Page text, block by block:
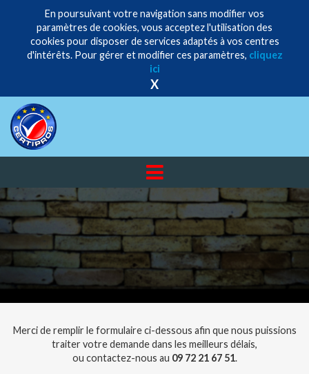
En poursuivant votre navigation sans modifier vos
paramètres de cookies, vous acceptez l'utilisation des
cookies pour disposer de services adaptés à vos centres
d'intérêts. Pour gérer et modifier ces paramètres, cliquez
ici
X
Merci de remplir le formulaire ci-dessous afin que nous puissions
traiter votre demande dans les meilleurs délais,
ou contactez-nous au 09 72 21 67 51.